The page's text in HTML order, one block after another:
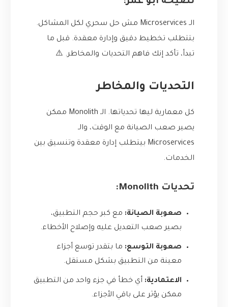
الـ Microservices مش حل سحري لكل المشاكل.
بتتطلب تخطيط دقيق وإدارة معقدة. قبل ما
تبدأ، تأكد إنك فاهم التحديات والمخاطر. ⚠️
التحديات والمخاطر
كل معمارية ليها تحدياتها. الـ Monolith ممكن
يصير صعب الصيانة مع الوقت، والـ
Microservices بيتطلب إدارة معقدة وتنسيق بين
الخدمات.
تحديات Monolith:
صعوبة الصيانة: مع كبر حجم التطبيق،
بصير صعب التعديل عليه وإصلاح الأخطاء.
صعوبة التوسع: ما بتقدر توسع أجزاء
معينة من التطبيق بشكل مستقل.
الاعتمادية: أي خطأ في جزء واحد من التطبيق
ممكن يؤثر على باقي الأجزاء.